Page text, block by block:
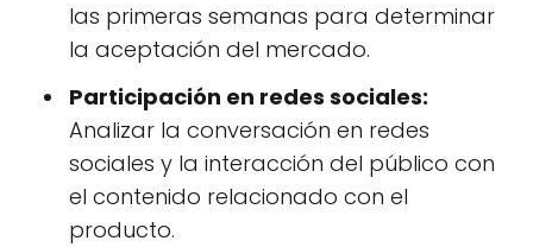
las primeras semanas para determinar
la aceptación del mercado.
Participación en redes sociales:
Analizar la conversación en redes
sociales y la interacción del público con
el contenido relacionado con el
producto.